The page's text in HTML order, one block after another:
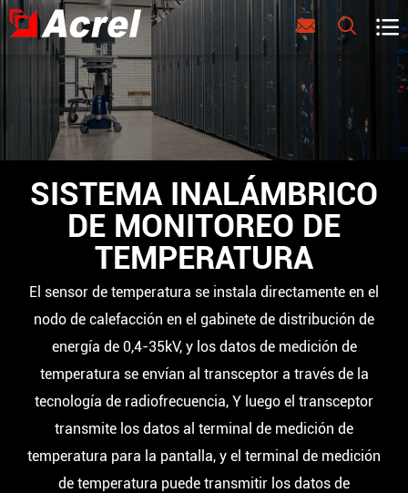
  
SISTEMA INALÁMBRICO
DE MONITOREO DE
TEMPERATURA
El sensor de temperatura se instala directamente en el
nodo de calefacción en el gabinete de distribución de
energía de 0,4-35kV, y los datos de medición de
temperatura se envían al transceptor a través de la
tecnología de radiofrecuencia, Y luego el transceptor
transmite los datos al terminal de medición de
temperatura para la pantalla, y el terminal de medición
de temperatura puede transmitir los datos de